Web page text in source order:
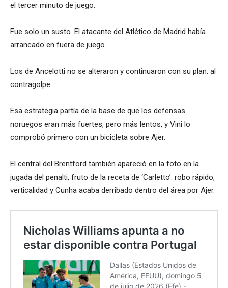
el tercer minuto de juego.
Fue solo un susto. El atacante del Atlético de Madrid había
arrancado en fuera de juego.
Los de Ancelotti no se alteraron y continuaron con su plan: al
contragolpe.
Esa estrategia partía de la base de que los defensas
noruegos eran más fuertes, pero más lentos, y Vini lo
comprobó primero con un bicicleta sobre Ajer.
El central del Brentford también apareció en la foto en la
jugada del penalti, fruto de la receta de ‘Carletto’: robo rápido,
verticalidad y Cunha acaba derribado dentro del área por Ajer.